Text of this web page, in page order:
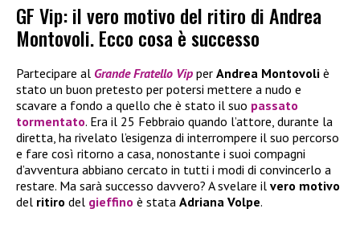
GF Vip: il vero motivo del ritiro di Andrea
Montovoli. Ecco cosa è successo
Partecipare al Grande Fratello Vip per Andrea Montovoli è
stato un buon pretesto per potersi mettere a nudo e
scavare a fondo a quello che è stato il suo passato
tormentato. Era il 25 Febbraio quando l’attore, durante la
diretta, ha rivelato l’esigenza di interrompere il suo percorso
e fare così ritorno a casa, nonostante i suoi compagni
d’avventura abbiano cercato in tutti i modi di convincerlo a
restare. Ma sarà successo davvero? A svelare il vero motivo
del ritiro del gieffino è stata Adriana Volpe.